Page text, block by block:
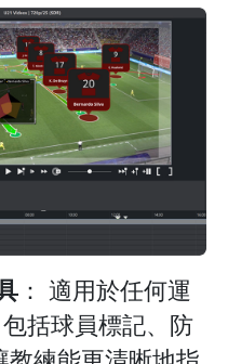
： 適用於任何運
括球員標記、防